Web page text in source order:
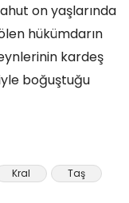
on yaşlarında
hükümdarın
kardeş
boğuştuğu
Kral Taş